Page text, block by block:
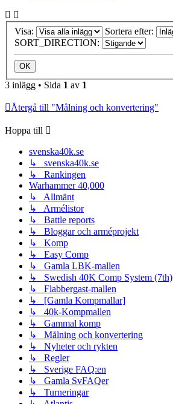
Visa:
Sortera efter:
SORT_DIRECTION:
3 inlägg • Sida 1 av 1
Återgå till "Målning och konvertering"
Hoppa till
svenska40k.se
↳ svenska40k.se
↳ Rankingen
Warhammer 40,000
↳ Allmänt
↳ Armélistor
↳ Battle reports
↳ Bloggar och arméprojekt
↳ Komp
↳ Easy Comp
↳ Gamla LBK-mallen
↳ Swedish 40K Comp System (7th)
↳ Flabbergast-mallen
↳ [Gamla Kompmallar]
↳ 40k-Kompmallen
↳ Gammal komp
↳ Målning och konvertering
↳ Nyheter och rykten
↳ Regler
↳ Sverige FAQ:en
↳ Gamla SvFAQer
↳ Turneringar